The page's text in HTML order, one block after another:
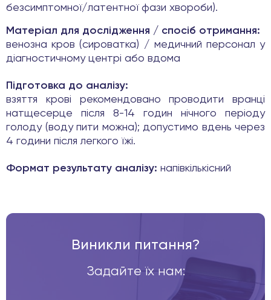
безсимптомної/латентної фази хвороби).
Матеріал для дослідження / спосіб отримання:
венозна кров (сироватка) / медичний персонал у
діагностичному центрі або вдома
Підготовка до аналізу:
взяття крові рекомендовано проводити вранці
натщесерце після 8-14 годин нічного періоду
голоду (воду пити можна); допустимо вдень через
4 години після легкого їжі.
Формат результату аналізу: напівкількісний
Виникли питання?
Задайте їх нам: